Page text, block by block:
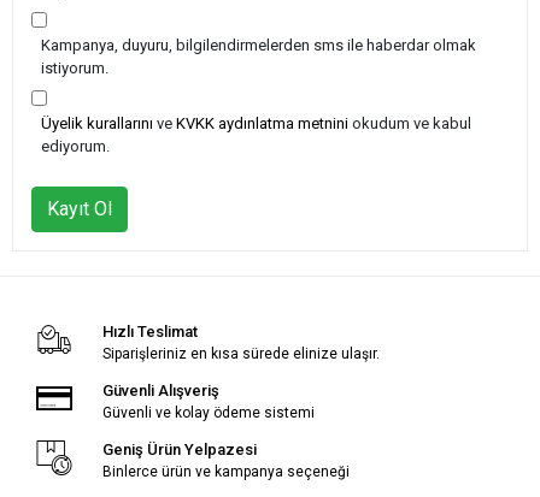
Kampanya, duyuru, bilgilendirmelerden sms ile haberdar olmak
istiyorum.
Üyelik kurallarını ve KVKK aydınlatma metnini okudum ve kabul
ediyorum.
Kayıt Ol
Hızlı Teslimat
Siparişleriniz en kısa sürede elinize ulaşır.
Güvenli Alışveriş
Güvenli ve kolay ödeme sistemi
Geniş Ürün Yelpazesi
Binlerce ürün ve kampanya seçeneği